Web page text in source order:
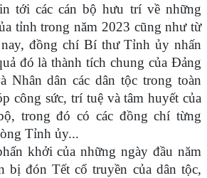
tới các cán bộ hưu trí về những
tỉnh trong năm 2023 cũng như từ
đồng chí Bí thư Tỉnh ủy nhấn
đó là thành tích chung của Đảng
Nhân dân các dân tộc trong toàn
công sức, trí tuệ và tâm huyết của
trong đó có các đồng chí từng
Tỉnh ủy...
khởi của những ngày đầu năm
bị đón Tết cổ truyền của dân tộc,